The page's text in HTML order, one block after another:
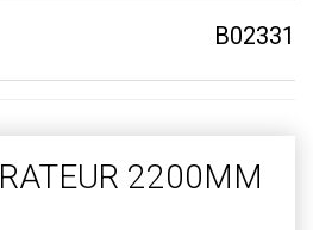
B02331
2200MM